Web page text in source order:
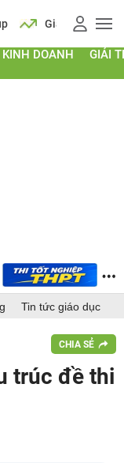
Giá vàng
KINH DOANH GIẢI
Tin tức giáo dục
CHIA SẺ
trúc đề thi